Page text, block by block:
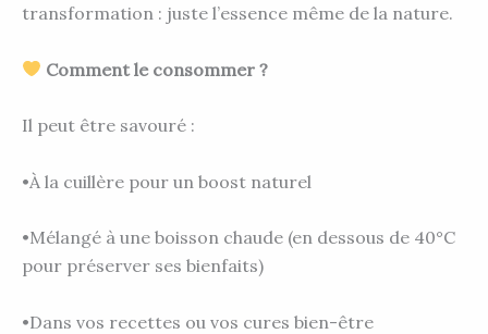
transformation : juste l’essence même de la nature.
Comment le consommer ?
Il peut être savouré :
•À la cuillère pour un boost naturel
•Mélangé à une boisson chaude (en dessous de 40°C
pour préserver ses bienfaits)
•Dans vos recettes ou vos cures bien-être